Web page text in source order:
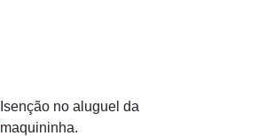
Isenção no aluguel da
maquininha.